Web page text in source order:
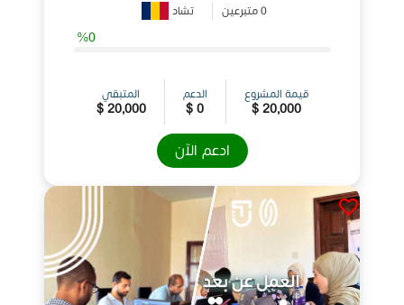
0 متبرعين تشاد‎
%0
قيمة المشروع
20,000 $
الدعم
0 $
المتبقي
20,000 $
ادعم الآن